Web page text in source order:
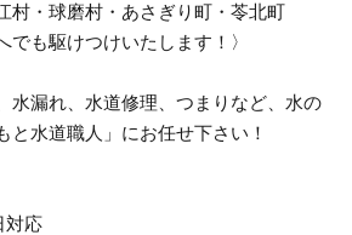
村・球磨村・あさぎり町・苓北町
でも駆けつけいたします！〉
水漏れ、水道修理、つまりなど、水の
と水道職人」にお任せ下さい！
対応